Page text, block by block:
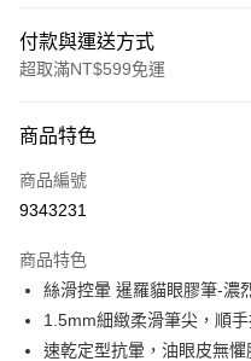
付款與運送方式
超取滿NT$599免運
信用卡一次付款
超商取貨付款
Apple Pay
悠遊付
商品特色
商品編號
9343231
商品特色
絲滑控暈 暹羅貓眼膠筆-濃
1.5mm細緻柔滑筆尖，順
速乾定型抗暈，油眼皮無懼